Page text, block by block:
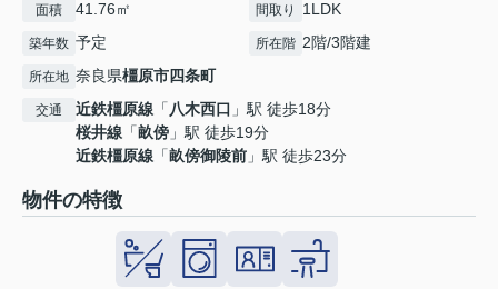
面積 41.76㎡ 間取り 1LDK
築年数 予定 所在階 2階/3階建
所在地 奈良県橿原市四条町
交通 近鉄橿原線 「八木西口 」駅 徒歩18分
桜井線 「畝傍 」駅 徒歩19分
近鉄橿原線 「畝傍御陵前 」駅 徒歩23分
物件の特徴